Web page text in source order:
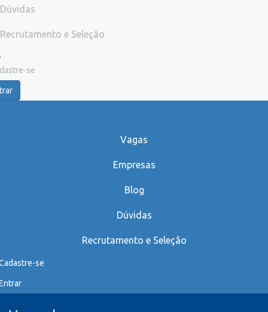
Dúvidas
Recrutamento e Seleção
se
Vagas
Empresas
Blog
Dúvidas
Recrutamento e Seleção
se